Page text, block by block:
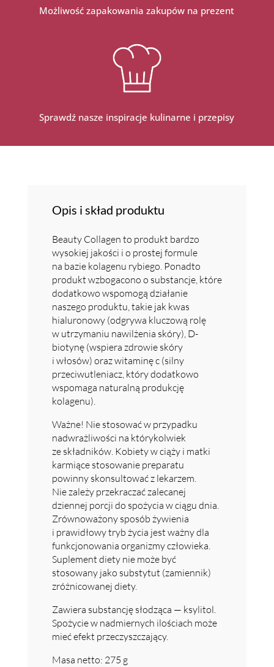
Możliwość zapakowania zakupów na prezent
Sprawdź nasze inspiracje kulinarne i przepisy
Opis i skład produktu
Beauty Collagen to produkt bardzo
wysokiej jakości i o prostej formule
na bazie kolagenu rybiego. Ponadto
produkt wzbogacono o substancje, które
dodatkowo wspomogą działanie
naszego produktu, takie jak kwas
hialuronowy (odgrywa kluczową rolę
w utrzymaniu nawilżenia skóry), D-
biotynę (wspiera zdrowie skóry
i włosów) oraz witaminę c (silny
przeciwutleniacz, który dodatkowo
wspomaga naturalną produkcję
kolagenu).
Ważne! Nie stosować w przypadku
nadwrażliwości na którykolwiek
ze składników. Kobiety w ciąży i matki
karmiące stosowanie preparatu
powinny skonsultować z lekarzem.
Nie zależy przekraczać zalecanej
dziennej porcji do spożycia w ciągu dnia.
Zrównoważony sposób żywienia
i prawidłowy tryb życia jest ważny dla
funkcjonowania organizmy człowieka.
Suplement diety nie może być
stosowany jako substytut (zamiennik)
zróżnicowanej diety.
Zawiera substancję słodząca — ksylitol.
Spożycie w nadmiernych ilościach może
mieć efekt przeczyszczający.
Masa netto: 275 g